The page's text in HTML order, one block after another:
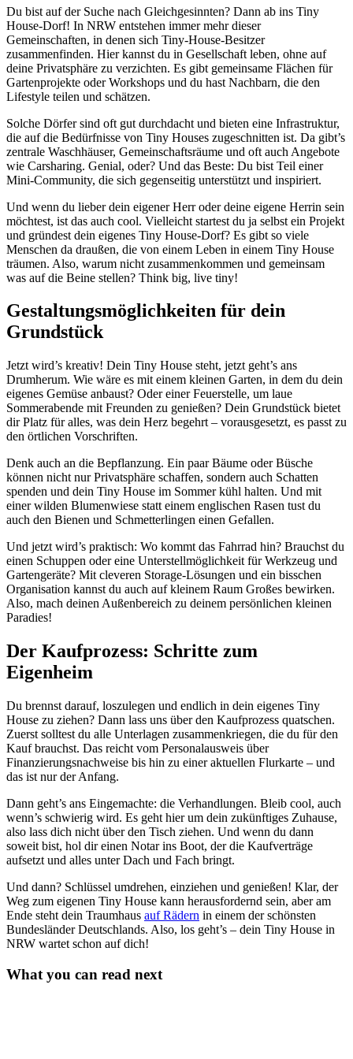
Du bist auf der Suche nach Gleichgesinnten? Dann ab ins Tiny
House-Dorf! In NRW entstehen immer mehr dieser
Gemeinschaften, in denen sich Tiny-House-Besitzer
zusammenfinden. Hier kannst du in Gesellschaft leben, ohne auf
deine Privatsphäre zu verzichten. Es gibt gemeinsame Flächen für
Gartenprojekte oder Workshops und du hast Nachbarn, die den
Lifestyle teilen und schätzen.
Solche Dörfer sind oft gut durchdacht und bieten eine Infrastruktur,
die auf die Bedürfnisse von Tiny Houses zugeschnitten ist. Da gibt’s
zentrale Waschhäuser, Gemeinschaftsräume und oft auch Angebote
wie Carsharing. Genial, oder? Und das Beste: Du bist Teil einer
Mini-Community, die sich gegenseitig unterstützt und inspiriert.
Und wenn du lieber dein eigener Herr oder deine eigene Herrin sein
möchtest, ist das auch cool. Vielleicht startest du ja selbst ein Projekt
und gründest dein eigenes Tiny House-Dorf? Es gibt so viele
Menschen da draußen, die von einem Leben in einem Tiny House
träumen. Also, warum nicht zusammenkommen und gemeinsam
was auf die Beine stellen? Think big, live tiny!
Gestaltungsmöglichkeiten für dein
Grundstück
Jetzt wird’s kreativ! Dein Tiny House steht, jetzt geht’s ans
Drumherum. Wie wäre es mit einem kleinen Garten, in dem du dein
eigenes Gemüse anbaust? Oder einer Feuerstelle, um laue
Sommerabende mit Freunden zu genießen? Dein Grundstück bietet
dir Platz für alles, was dein Herz begehrt – vorausgesetzt, es passt zu
den örtlichen Vorschriften.
Denk auch an die Bepflanzung. Ein paar Bäume oder Büsche
können nicht nur Privatsphäre schaffen, sondern auch Schatten
spenden und dein Tiny House im Sommer kühl halten. Und mit
einer wilden Blumenwiese statt einem englischen Rasen tust du
auch den Bienen und Schmetterlingen einen Gefallen.
Und jetzt wird’s praktisch: Wo kommt das Fahrrad hin? Brauchst du
einen Schuppen oder eine Unterstellmöglichkeit für Werkzeug und
Gartengeräte? Mit cleveren Storage-Lösungen und ein bisschen
Organisation kannst du auch auf kleinem Raum Großes bewirken.
Also, mach deinen Außenbereich zu deinem persönlichen kleinen
Paradies!
Der Kaufprozess: Schritte zum
Eigenheim
Du brennst darauf, loszulegen und endlich in dein eigenes Tiny
House zu ziehen? Dann lass uns über den Kaufprozess quatschen.
Zuerst solltest du alle Unterlagen zusammenkriegen, die du für den
Kauf brauchst. Das reicht vom Personalausweis über
Finanzierungsnachweise bis hin zu einer aktuellen Flurkarte – und
das ist nur der Anfang.
Dann geht’s ans Eingemachte: die Verhandlungen. Bleib cool, auch
wenn’s schwierig wird. Es geht hier um dein zukünftiges Zuhause,
also lass dich nicht über den Tisch ziehen. Und wenn du dann
soweit bist, hol dir einen Notar ins Boot, der die Kaufverträge
aufsetzt und alles unter Dach und Fach bringt.
Und dann? Schlüssel umdrehen, einziehen und genießen! Klar, der
Weg zum eigenen Tiny House kann herausfordernd sein, aber am
Ende steht dein Traumhaus auf Rädern in einem der schönsten
Bundesländer Deutschlands. Also, los geht’s – dein Tiny House in
NRW wartet schon auf dich!
What you can read next